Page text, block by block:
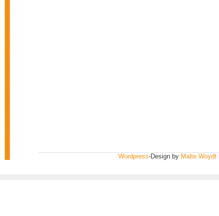
Wordpress-Design by Malte Woydt